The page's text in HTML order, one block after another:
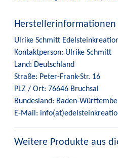
Herstellerinformationen
Ulrike Schmitt
Kontaktperson: Ulrike Schmitt
Land: Deutschland
Straße: Peter-Frank-Str. 16
PLZ / Ort: 76646 Bruchsal
Bundesland: Baden-
E-Mail:
Weitere Produkte aus